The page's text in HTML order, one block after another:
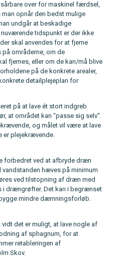
over for maskinel færdsel,
opnår den bedst mulige
undgår at beskadige
nuværende tidspunkt er der ikke
skal anvendes for at fjerne
områderne, om de
fjernes, eller om de kan/må blive
på de konkrete arealer,
detailplejeplan for
på at lave ét stort indgreb
at området kan "passe sig selv".
og målet vil være at lave
er plejekrævende.
forbedret ved at afbryde dræn
hæves på minimum
ved tilstopning af dræn med
i drængrøfter. Det kan i begrænset
mindre dæmningsforløb.
det er muligt, at lave nogle af
af sphagnum, for at
retableringen af
Skov.